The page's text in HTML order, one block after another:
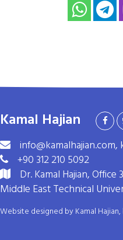
Kamal Hajian
+90 312 210 5092
Dr. Kamal Hajian,
Middle East Technical
Website designed by Kamal